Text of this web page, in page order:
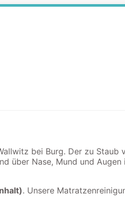
bei Burg. Der zu Staub
über Nase, Mund und Augen
. Unsere